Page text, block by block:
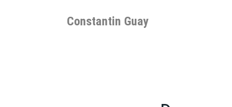
Constantin Guay